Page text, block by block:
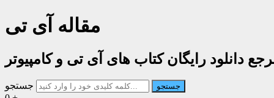
مقاله آی تی
دانلود رایگان کتاب های آی تی و کامپیوتر
جستجو جستجو